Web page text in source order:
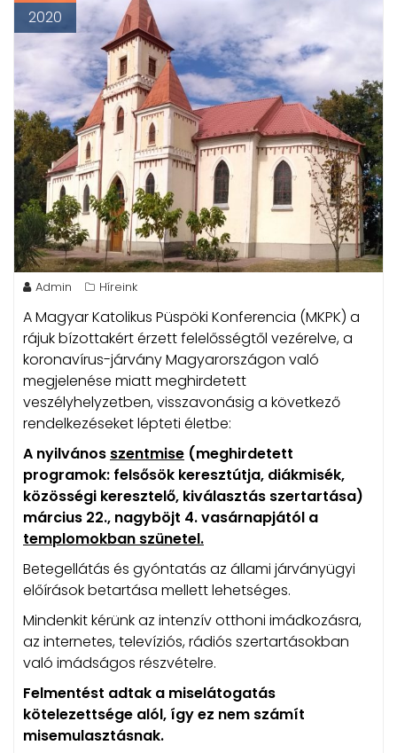
2020
Admin Híreink
A Magyar Katolikus Püspöki Konferencia (MKPK) a
rájuk bízottakért érzett felelősségtől vezérelve, a
koronavírus-járvány Magyarországon való
megjelenése miatt meghirdetett
veszélyhelyzetben, visszavonásig a következő
rendelkezéseket lépteti életbe:
A nyilvános szentmise (meghirdetett
programok: felsősök keresztútja, diákmisék,
közösségi keresztelő, kiválasztás szertartása)
március 22., nagyböjt 4. vasárnapjától a
templomokban szünetel.
Betegellátás és gyóntatás az állami járványügyi
előírások betartása mellett lehetséges.
Mindenkit kérünk az intenzív otthoni imádkozásra,
az internetes, televíziós, rádiós szertartásokban
való imádságos részvételre.
Felmentést adtak a miselátogatás
kötelezettsége alól, így ez nem számít
misemulasztásnak.